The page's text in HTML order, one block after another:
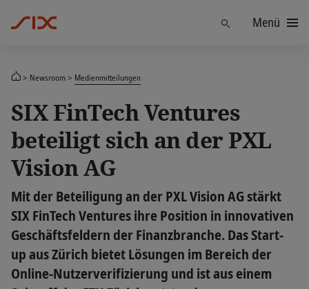
FindenMenü
Newsroom Medienmitteilungen
SIX FinTech Ventures
beteiligt sich an der PXL
Vision AG
Mit der Beteiligung an der PXL Vision AG stärkt
SIX FinTech Ventures ihre Position in innovativen
Geschäftsfeldern der Finanzbranche. Das Start-
up aus Zürich bietet Lösungen im Bereich der
Online-Nutzerverifizierung und ist aus einem